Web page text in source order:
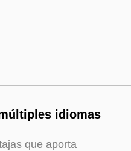
idiomas
que aporta